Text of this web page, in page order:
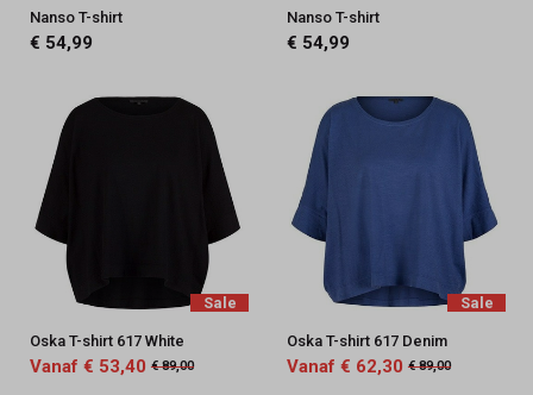
Nanso T-shirt
€ 54,99
Nanso T-shirt
€ 54,99
Sale
Oska T-shirt 617 White
Vanaf € 53,40 € 89,00
Sale
Oska T-shirt 617 Denim
Vanaf € 62,30 € 89,00